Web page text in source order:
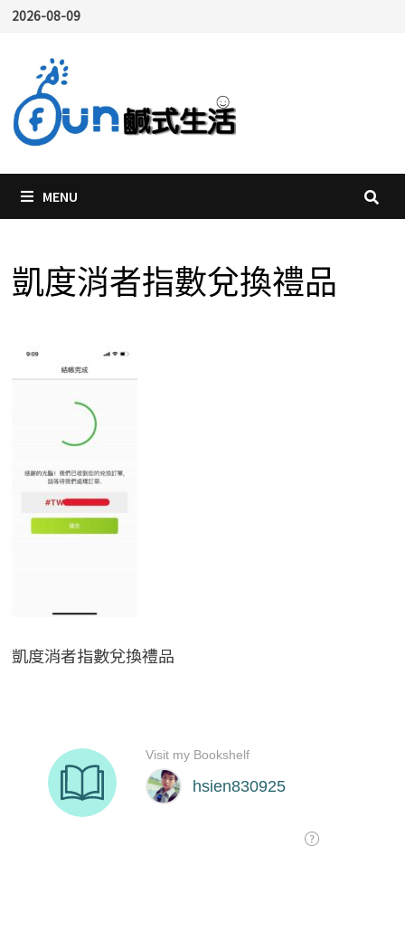
Skip
content
2026-08-09
MENU
凱度消者指數兌換禮品
凱度消者指數兌換禮品